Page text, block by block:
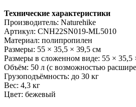
Технические характеристики
Производитель: Naturehike
Артикул: CNH22SN019-ML5010
Материал: полипропилен
Размеры: 55 × 35,5 × 39,5 см
Размеры в сложенном виде: 55 × 35,5
Объём: 50 л (с возможностью
Грузоподъёмность: до 30 кг
Вес: 4,3 кг
Цвет: бежевый